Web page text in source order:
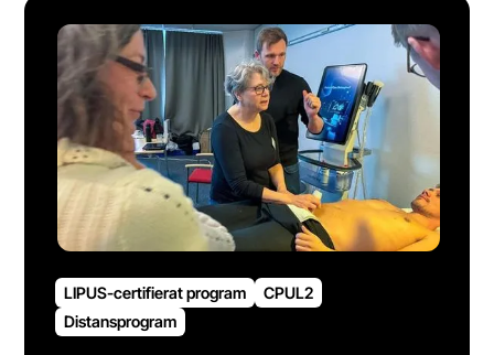
LIPUS-certifierat program
CPUL2
Distansprogram